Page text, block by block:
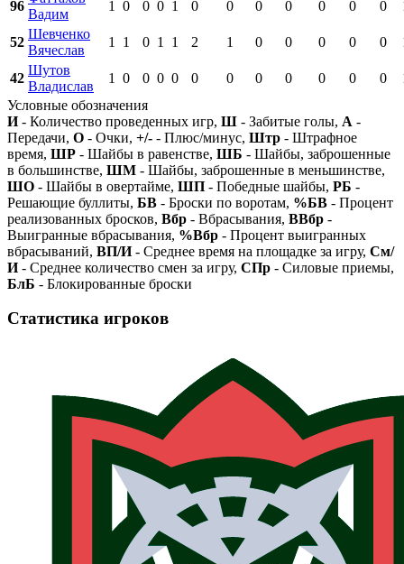
96
Вадим
1 0 0 0 1 0 0 0 0 0 0 0
52
Шевченко
Вячеслав
1 1 0 1 1 2 1 0 0 0 0 0
42
Шутов
Владислав
1 0 0 0 0 0 0 0 0 0 0 0
Условные обозначения
И- Количество проведенных игр, Ш - Забитые голы, А -
Передачи, О - Очки, +/- - Плюс/минус, Штр - Штрафное
время, ШР - Шайбы в равенстве, ШБ - Шайбы, заброшенные
в большинстве, ШМ - Шайбы, заброшенные в меньшинстве,
ШО - Шайбы в овертайме, ШП - Победные шайбы, РБ -
Решающие буллиты, БВ - Броски по воротам, %БВ - Процент
реализованных бросков, Вбр - Вбрасывания, ВВбр -
Выигранные вбрасывания, %Вбр - Процент выигранных
вбрасываний, ВП/И- Среднее время на площадке за игру, См/
И- Среднее количество смен за игру, СПр - Силовые приемы,
БлБ - Блокированные броски
Статистика игроков